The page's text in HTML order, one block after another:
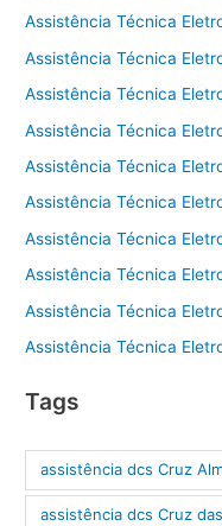
Assistência Técnica
Assistência Técnica
Assistência Técnica
Assistência Técnica
Assistência Técnica
Assistência Técnica
Assistência Técnica
Assistência Técnica
Assistência Técnica
Assistência Técnica
Tags
assistência dcs Cruz
assistência dcs Cruz